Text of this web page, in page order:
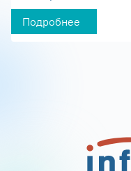
Подробнее